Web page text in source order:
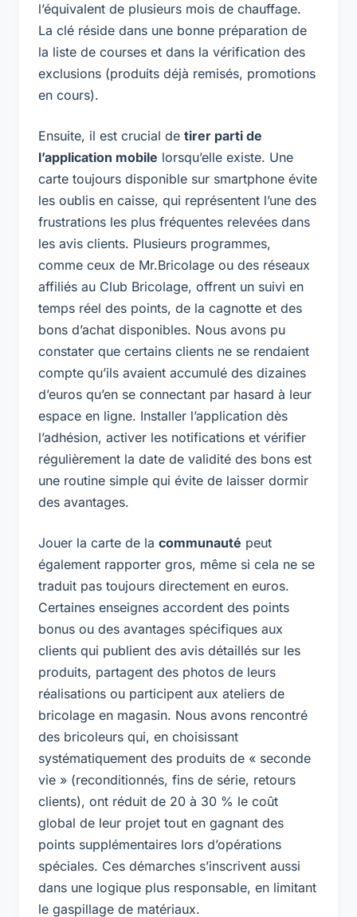
l’équivalent de plusieurs mois de chauffage.
La clé réside dans une bonne préparation de
la liste de courses et dans la vérification des
exclusions (produits déjà remisés, promotions
en cours).
Ensuite, il est crucial de tirer parti de
l’application mobile lorsqu’elle existe. Une
carte toujours disponible sur smartphone évite
les oublis en caisse, qui représentent l’une des
frustrations les plus fréquentes relevées dans
les avis clients. Plusieurs programmes,
comme ceux de Mr.Bricolage ou des réseaux
affiliés au Club Bricolage, offrent un suivi en
temps réel des points, de la cagnotte et des
bons d’achat disponibles. Nous avons pu
constater que certains clients ne se rendaient
compte qu’ils avaient accumulé des dizaines
d’euros qu’en se connectant par hasard à leur
espace en ligne. Installer l’application dès
l’adhésion, activer les notifications et vérifier
régulièrement la date de validité des bons est
une routine simple qui évite de laisser dormir
des avantages.
Jouer la carte de la communauté peut
également rapporter gros, même si cela ne se
traduit pas toujours directement en euros.
Certaines enseignes accordent des points
bonus ou des avantages spécifiques aux
clients qui publient des avis détaillés sur les
produits, partagent des photos de leurs
réalisations ou participent aux ateliers de
bricolage en magasin. Nous avons rencontré
des bricoleurs qui, en choisissant
systématiquement des produits de « seconde
vie » (reconditionnés, fins de série, retours
clients), ont réduit de 20 à 30 % le coût
global de leur projet tout en gagnant des
points supplémentaires lors d’opérations
spéciales. Ces démarches s’inscrivent aussi
dans une logique plus responsable, en limitant
le gaspillage de matériaux.